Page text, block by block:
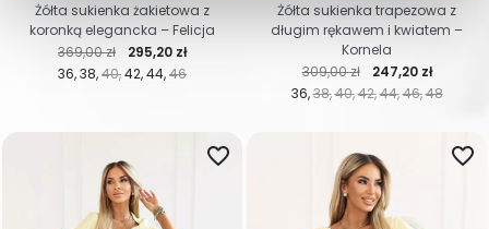
36 38 40 42 44 46
Cena regularna
369,00 zł Cena
295,20 zł
Żółta sukienka żakietowa z
koronką elegancka – Felicja
36 38 40 42 44 46 48
Cena regularna
309,00 zł Cena
247,20 zł
Żółta sukienka trapezowa z
długim rękawem i kwiatem –
Kornela
favorite_border favorite_border